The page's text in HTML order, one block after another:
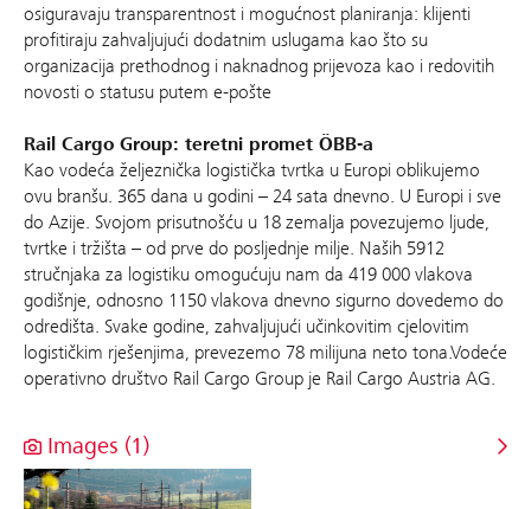
osiguravaju transparentnost i mogućnost planiranja: klijenti
profitiraju zahvaljujući dodatnim uslugama kao što su
organizacija prethodnog i naknadnog prijevoza kao i redovitih
novosti o statusu putem e-pošte
Rail Cargo Group: teretni promet ÖBB-a
Kao vodeća željeznička logistička tvrtka u Europi oblikujemo
ovu branšu. 365 dana u godini – 24 sata dnevno. U Europi i sve
do Azije. Svojom prisutnošću u 18 zemalja povezujemo ljude,
tvrtke i tržišta – od prve do posljednje milje. Naših 5912
stručnjaka za logistiku omogućuju nam da 419 000 vlakova
godišnje, odnosno 1150 vlakova dnevno sigurno dovedemo do
odredišta. Svake godine, zahvaljujući učinkovitim cjelovitim
logističkim rješenjima, prevezemo 78 milijuna neto tona.Vodeće
operativno društvo Rail Cargo Group je Rail Cargo Austria AG.
Images (1)